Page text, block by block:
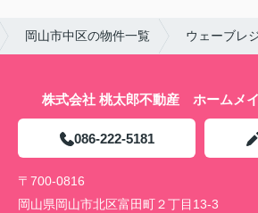
岡山市中区の物件一覧 ウェーブレ
株式会社 桃太郎不動産 ホームメ
086-222-5181
〒700-0816
岡山県岡山市北区富田町２丁目13-3